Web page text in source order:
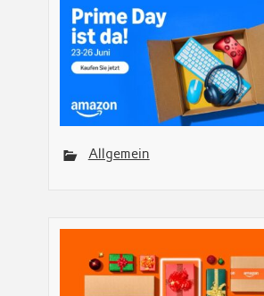
Allgemein